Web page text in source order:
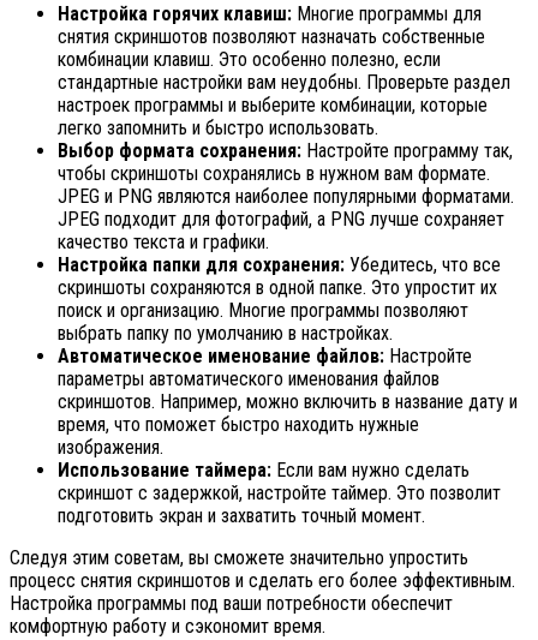
Настройка горячих клавиш: Многие программы для
снятия скриншотов позволяют назначать собственные
комбинации клавиш. Это особенно полезно, если
стандартные настройки вам неудобны. Проверьте раздел
настроек программы и выберите комбинации, которые
легко запомнить и быстро использовать.
Выбор формата сохранения: Настройте программу так,
чтобы скриншоты сохранялись в нужном вам формате.
JPEG и PNG являются наиболее популярными форматами.
JPEG подходит для фотографий, а PNG лучше сохраняет
качество текста и графики.
Настройка папки для сохранения: Убедитесь, что все
скриншоты сохраняются в одной папке. Это упростит их
поиск и организацию. Многие программы позволяют
выбрать папку по умолчанию в настройках.
Автоматическое именование файлов: Настройте
параметры автоматического именования файлов
скриншотов. Например, можно включить в название дату и
время, что поможет быстро находить нужные
изображения.
Использование таймера: Если вам нужно сделать
скриншот с задержкой, настройте таймер. Это позволит
подготовить экран и захватить точный момент.
Следуя этим советам, вы сможете значительно упростить
процесс снятия скриншотов и сделать его более эффективным.
Настройка программы под ваши потребности обеспечит
комфортную работу и сэкономит время.